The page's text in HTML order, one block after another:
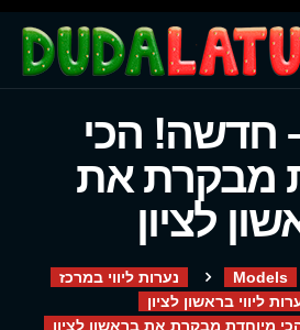
חדשה! הכי
מבקרת את
לציון
Models
נערות ליווי במרכז
ליווי בראשון לציון
מיוחדת מבקרת את בראשון לציון